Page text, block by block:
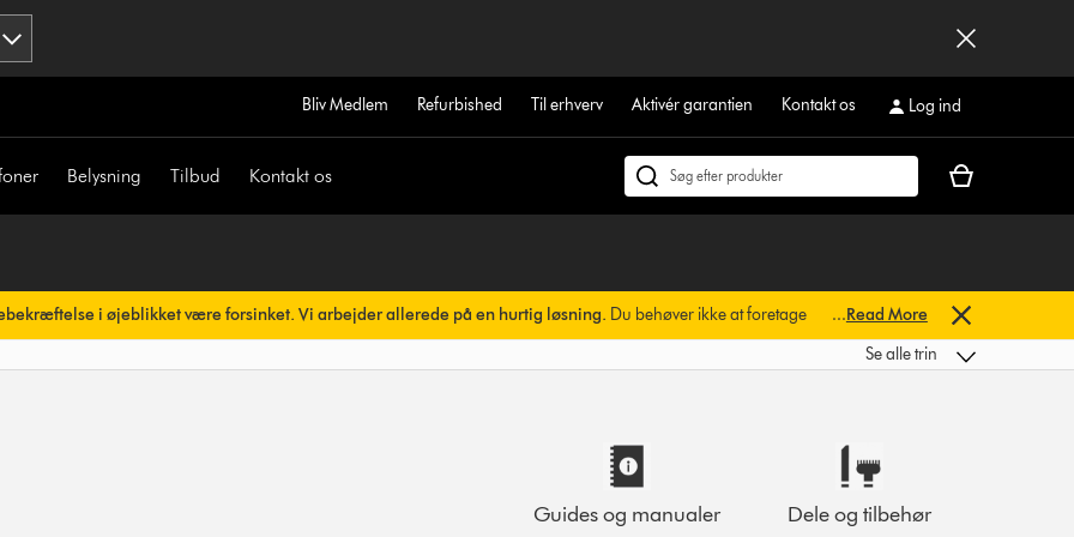
Bliv Medlem Refurbished Til erhverv Aktivér garantien Kontakt os Log ind
Belysning Tilbud Kontakt os
Søg
Indkøbskurven
i øjeblikket være forsinket. Vi arbejder allerede på en hurtig løsning. Du behøver ikke at foretage
...Read More
Se alle trin
Guides og manualer Dele og tilbehør